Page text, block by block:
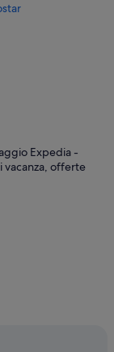
Expedia -
vacanza, offerte